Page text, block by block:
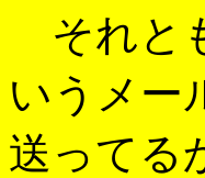
それと
いうメー
送ってる